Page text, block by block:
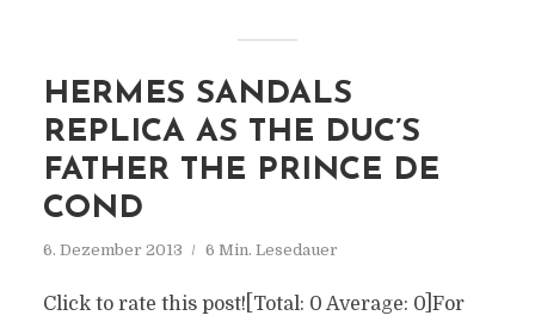
HERMES SANDALS
REPLICA AS THE DUC’S
FATHER THE PRINCE DE
COND
6. Dezember 2013 6 Min. Lesedauer
Click to rate this post![Total: 0 Average: 0]For